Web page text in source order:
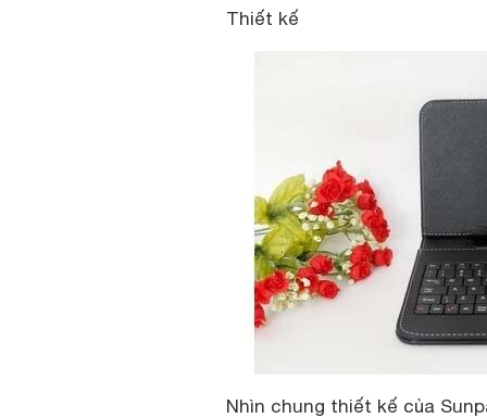
Thiết kế
Nhìn chung thiết kế của